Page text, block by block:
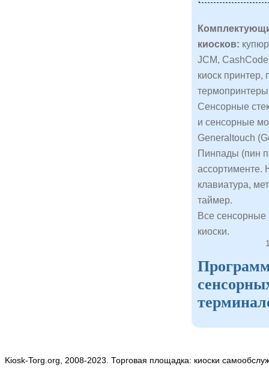
киосков:
JCM,
киоск
Сенсорные
и сенсорные
Generaltouch
Пинпады (пин
ассортименте.
клавиатура,
таймер.
Все
киоски.
Kiosk-Torg.org, 2008-2023. Торговая площадка: киоски